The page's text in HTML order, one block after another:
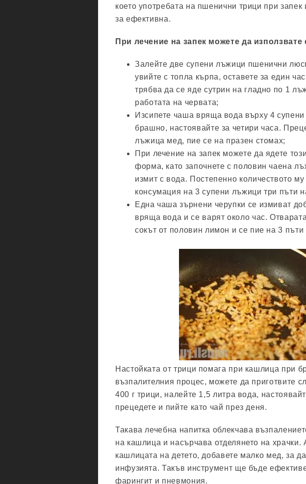
което употребата на пшенични трици при запек
за ефективна.
При лечение на запек можете да използвате
Залейте две супени лъжици пшенични
увийте с топла кърпа, оставете за един
трябва да се яде сутрин на гладно по 1
работата на червата;
Изсипете чаша вряща вода върху 4
брашно, настоявайте за четири часа.
лъжица мед, пие се на празен стомах;
При лечение на запек можете да ядете
форма, като започнете с половин чаена
измит с вода. Постепенно количеството
консумация на 3 супени лъжици три пъти
Една чаша зърнени черупки се измиват
вряща вода и се варят около час.
сокът от половин лимон и се пие на 3 пъти
Настойката от трици помага при кашлица при
възпалителния процес, можете да приготвите
400 г трици, налейте 1,5 литра вода,
прецедете и пийте като чай през деня.
Такава лечебна напитка облекчава
на кашлица и насърчава отделянето на храчки.
кашлицата на детето, добавете малко мед, за
инфузията. Такъв инструмент ще бъде
фарингит и пневмония.